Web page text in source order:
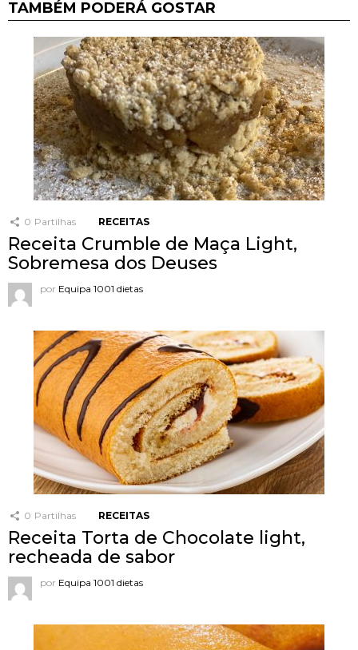
TAMBÉM PODERÁ GOSTAR
0 Partilhas RECEITAS
Receita Crumble de Maça Light,
Sobremesa dos Deuses
por Equipa 1001 dietas
0 Partilhas RECEITAS
Receita Torta de Chocolate light,
recheada de sabor
por Equipa 1001 dietas